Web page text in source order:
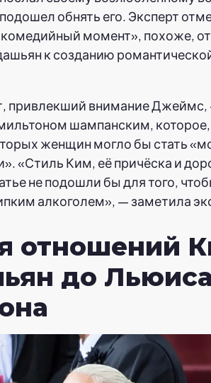
обнять его. Эксперт
момент», похоже,
к созданию
привлекший внимание Джеймс,
шампанским, которое,
женщин могло бы стать
«Стиль Ким, её причёска и
не подошли бы для того,
алкоголем», — заметила
отношений
до